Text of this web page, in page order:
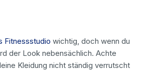
Fitnessstudio wichtig, doch wenn du
der Look nebensächlich. Achte
Kleidung nicht ständig verrutscht